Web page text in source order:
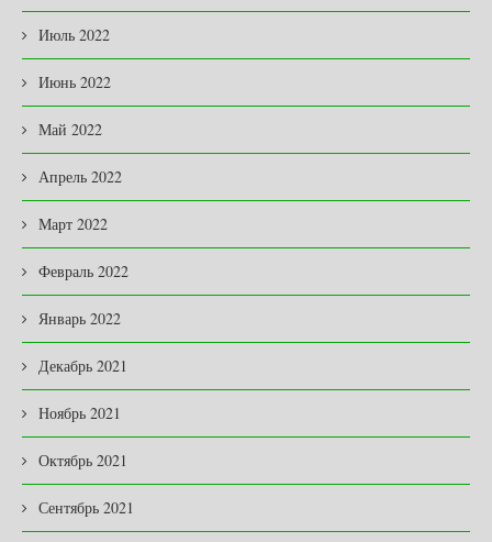
Июль 2022
Июнь 2022
Май 2022
Апрель 2022
Март 2022
Февраль 2022
Январь 2022
Декабрь 2021
Ноябрь 2021
Октябрь 2021
Сентябрь 2021